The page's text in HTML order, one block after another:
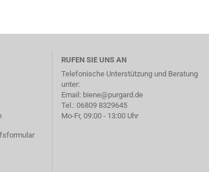
RUFEN SIE UNS AN
Telefonische Unterstützung und Beratung
unter:
Email: biene@purgard.de
Tel.: 06809 8329645
Mo-Fr, 09:00 - 13:00 Uhr